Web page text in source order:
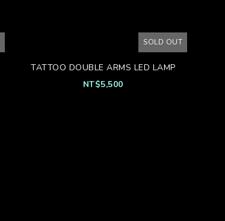
SOLD OUT
TATTOO DOUBLE ARMS LED LAMP
NT$5,500